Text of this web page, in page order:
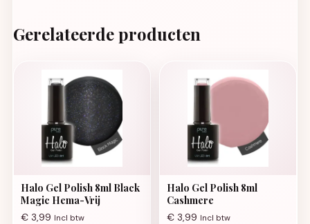
Gerelateerde producten
Halo Gel Polish 8ml Black
Magic Hema-Vrij
€ 3,99 Incl btw
Halo Gel Polish 8ml
Cashmere
€ 3,99 Incl btw